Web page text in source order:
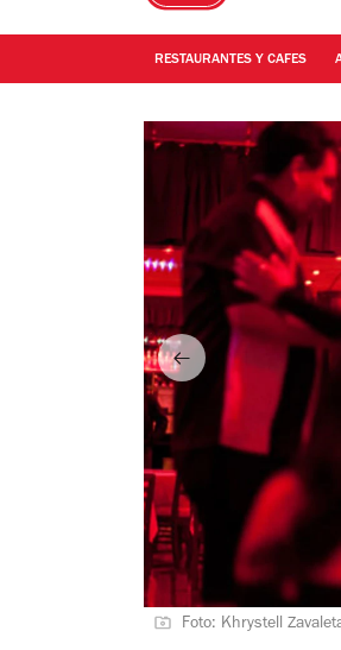
RESTAURANTES Y CAFES
Foto: Khrystell